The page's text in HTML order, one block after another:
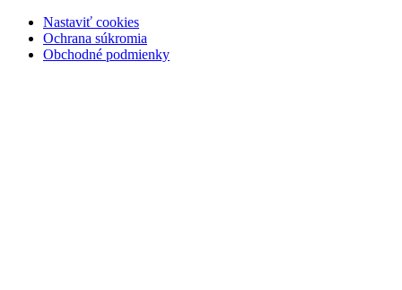
Nastaviť cookies
Ochrana súkromia
Obchodné podmienky